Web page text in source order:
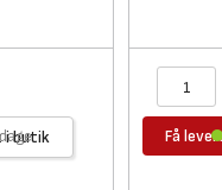
i butik Få